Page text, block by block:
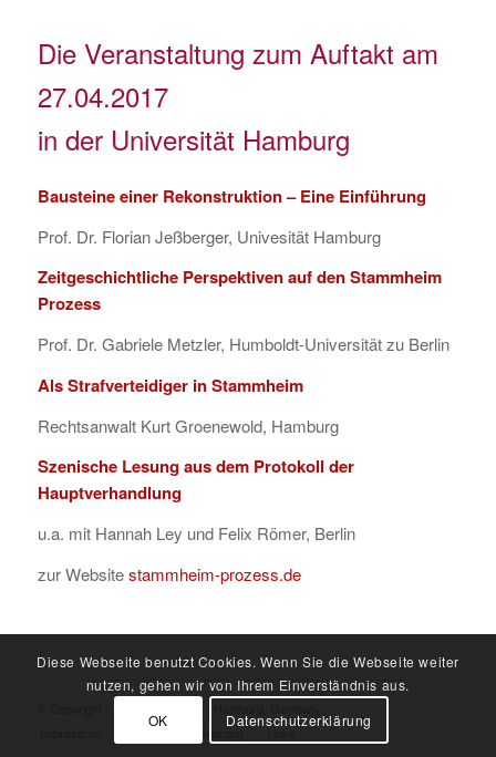
Die Veranstaltung zum Auftakt am
27.04.2017
in der Universität Hamburg
Bausteine einer Rekonstruktion – Eine Einführung
Prof. Dr. Florian Jeßberger, Univesität Hamburg
Zeitgeschichtliche Perspektiven auf den Stammheim
Prozess
Prof. Dr. Gabriele Metzler, Humboldt-Universität zu Berlin
Als Strafverteidiger in Stammheim
Rechtsanwalt Kurt Groenewold, Hamburg
Szenische Lesung aus dem Protokoll der
Hauptverhandlung
u.a. mit Hannah Ley und Felix Römer, Berlin
zur Websitestammheim-prozess.de
Diese Webseite benutzt Cookies. Wenn Sie die Webseite weiter
nutzen, gehen wir von Ihrem Einverständnis aus.
OK
Datenschutzerklärung